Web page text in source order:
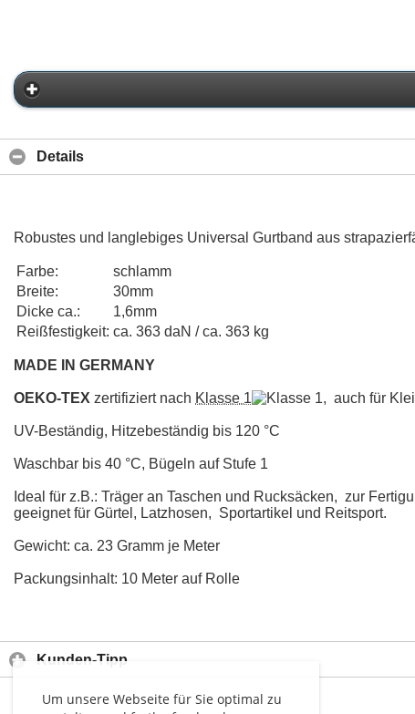
Um unsere Webseite für Sie optimal zu
Details
Robustes und langlebiges Universal Gurtband aus
Farbe:
schlamm
Breite:
30mm
Dicke ca.:
1,6mm
Reißfestigkeit: ca. 363 daN / ca. 363 kg
MADE IN GERMANY
OEKO-TEX zertifiziert nach Klasse 1 , auch für
UV-Beständig, Hitzebeständig bis 120 °C
Waschbar bis 40 °C, Bügeln auf Stufe 1
Ideal für z.B.: Träger an Taschen und Rucksäcken, zur
geeignet für Gürtel, Latzhosen, Sportartikel und Reitsport.
Gewicht: ca. 23 Gramm je Meter
Packungsinhalt: 10 Meter auf Rolle
Kunden-Tipp